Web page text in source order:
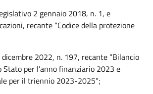
2 gennaio 2018, n. 1, e
recante “Codice della protezione
2022, n. 197, recante “Bilancio
Stato per l’anno finanziario 2023 e
per il triennio 2023-2025”;